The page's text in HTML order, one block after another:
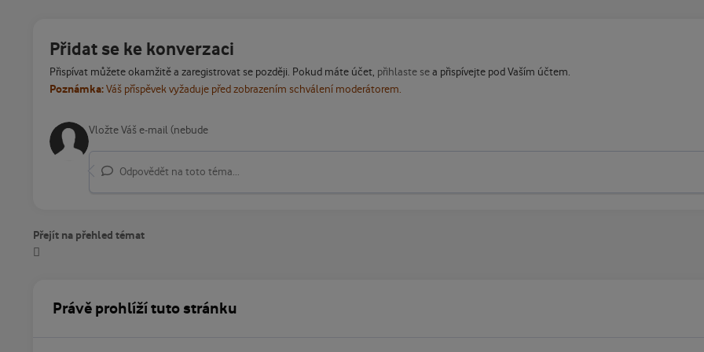
Přidat se ke konverzaci
Přispívat můžete okamžitě a zaregistrovat se později. Pokud máte účet, přihlaste sea přispívejte pod Vaším účtem.
Poznámka:Váš příspěvek vyžaduje před zobrazením schválení moderátorem.
Odpovědět na toto téma...
Přejít na přehled témat
Právě prohlíží tuto stránku